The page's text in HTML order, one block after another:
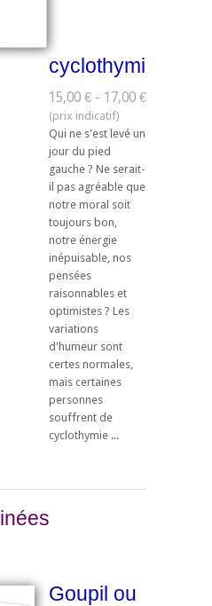
cyclothymie
15,00 € - 17,00 €
Qui ne s'est levé un
jour du pied
gauche ? Ne serait-
il pas agréable que
notre moral soit
toujours bon,
notre énergie
inépuisable, nos
pensées
raisonnables et
optimistes ? Les
variations
d'humeur sont
certes normales,
mais certaines
personnes
souffrent de
cyclothymie ...
Goupil ou